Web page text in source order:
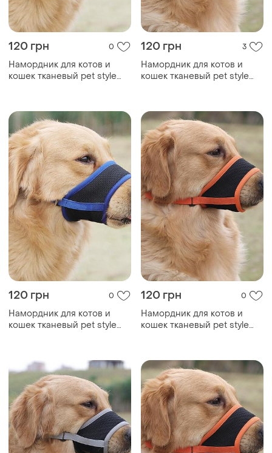
120 грн 0
Намордник для котов и
кошек тканевый pet style
120 грн 3
Намордник для котов и
кошек тканевый pet style
120 грн 0
Намордник для котов и
кошек тканевый pet style
120 грн 0
Намордник для котов и
кошек тканевый pet style